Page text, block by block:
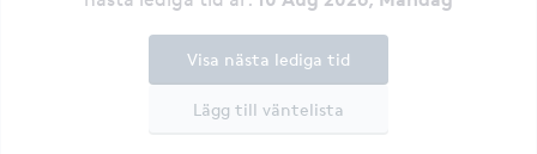
Lägg till väntelista
Visa nästa lediga tid